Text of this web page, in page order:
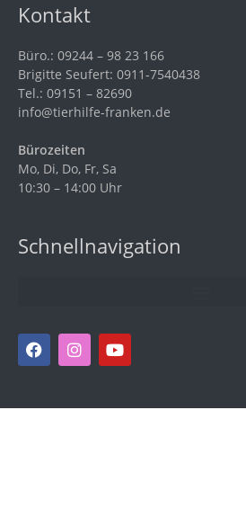
Kontakt
Büro.: 09244 – 98 23 166
Brigitte Seufert: 0911-7540438
Tel.: 09151 – 82690
info@tierhilfe-franken.de
Bürozeiten
Mo, Di, Do, Fr, Sa
10:30 – 14:00 Uhr
Schnellnavigation